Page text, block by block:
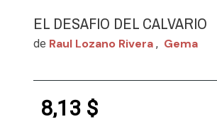
EL DESAFIO DEL CALVARIO
de Raul Lozano Rivera , Gema
8,13 $